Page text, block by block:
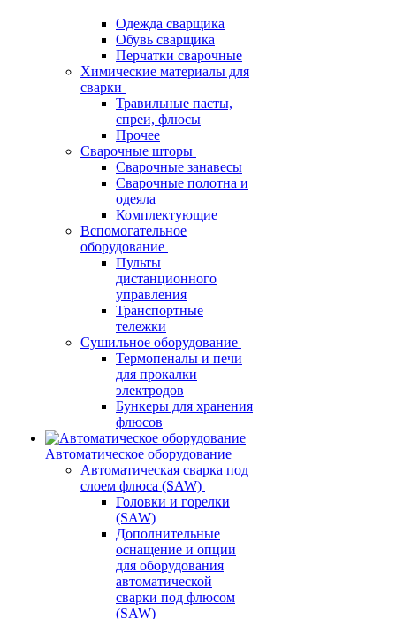
Одежда сварщика
Обувь сварщика
Перчатки сварочные
Химические материалы для
сварки
Травильные пасты,
спреи, флюсы
Прочее
Сварочные шторы
Сварочные занавесы
Сварочные полотна и
одеяла
Комплектующие
Вспомогательное
оборудование
Пульты
дистанционного
управления
Транспортные
тележки
Сушильное оборудование
Термопеналы и печи
для прокалки
электродов
Бункеры для хранения
флюсов
Автоматическое оборудование
Автоматическая сварка под
слоем флюса (SAW)
Головки и горелки
(SAW)
Дополнительные
оснащение и опции
для оборудования
автоматической
сварки под флюсом
(SAW)